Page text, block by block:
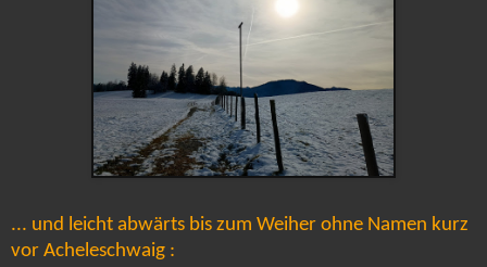
... und leicht abwärts bis zum Weiher ohne Namen kurz
vor Acheleschwaig :